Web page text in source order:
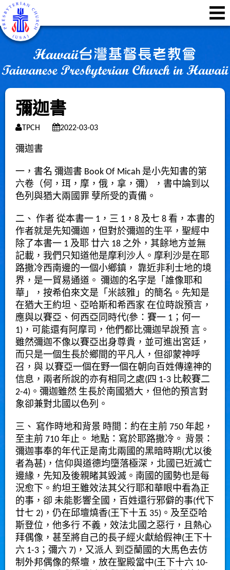
彌迦書
TPCH 2022-03-03
彌迦書
一，書名 彌迦書 Book Of Micah 是小先知書的第
六卷（何，珥，摩，俄，拿，彌），書中論到以
色列與猶大兩國罪 孽所受的責備。
二、 作者 從本書一 1，三 1，8 及七 8 看，本書的
作者就是先知彌迦，但對於彌迦的生平，聖經中
除了本書一 1 及耶 廿六 18 之外，其餘地方並無
記載，我們只知道他是摩利沙人。摩利沙是在耶
路撒冷西南邊的一個小鄉鎮， 靠近非利士地的境
界，是一貿易通道。 彌迦的名字是「誰像耶和
華」，按希伯來文是「米該雅」的簡名。先知是
在猶大王約坦、亞哈斯和希西家 在位時說預言，
應與以賽亞、何西亞同時代(參：賽一 1；何一
1)，可能還有阿摩司，他們都比彌迦早說預 言。
雖然彌迦不像以賽亞出身尊貴，並可進出宮廷，
而只是一個生長於鄉間的平凡人，但卻蒙神呼
召，與 以賽亞一個在野一個在朝向百姓傳達神的
信息，兩者所說的亦有相同之處(四 1-3 比較賽二
2-4)。彌迦雖然 生長於南國猶大，但他的預言對
象卻兼對北國以色列。
三、 寫作時地和背景 時間：約在主前 750 年起，
至主前 710 年止。 地點：寫於耶路撒冷。 背景：
彌迦事奉的年代正是南北兩國的黑暗時期(尤以後
者為甚)，信仰與道德均墮落極深，北國已近滅亡
邊緣，先知及後親睹其毀滅。南國的國勢也是每
況愈下。約坦王雖效法其父行耶和華眼中看為正
的事，卻 未能影響全國，百姓還行邪僻的事(代下
廿七 2)，仍在邱壇燒香(王下十五 35)。及至亞哈
斯登位，他多行 不義，效法北國之惡行，且熱心
拜偶像，甚至將自己的長子經火獻給假神(王下十
六 1-3；彌六 7)，又派人 到亞蘭國的大馬色去仿
制外邦偶像的祭壇，放在聖殿當中(王下十六 10-